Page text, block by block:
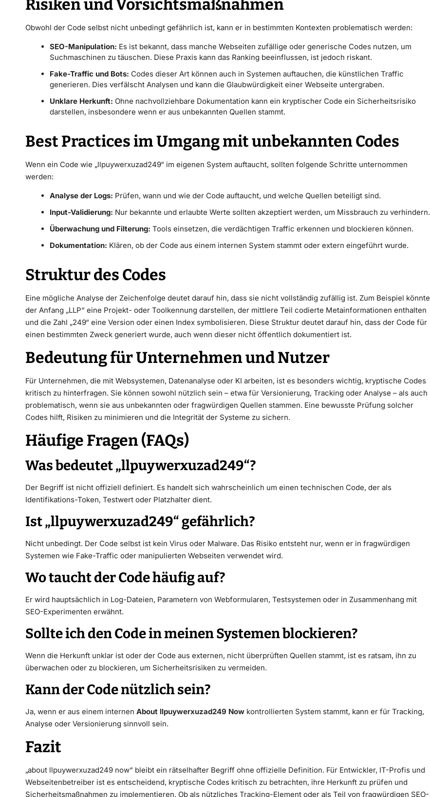
Risiken und Vorsichtsmaßnahmen
Obwohl der Code selbst nicht unbedingt gefährlich ist, kann er in bestimmten Kontexten problematisch werden:
SEO-Manipulation: Es ist bekannt, dass manche Webseiten zufällige oder generische Codes nutzen, um
Suchmaschinen zu täuschen. Diese Praxis kann das Ranking beeinflussen, ist jedoch riskant.
Fake-Traffic und Bots: Codes dieser Art können auch in Systemen auftauchen, die künstlichen Traffic
generieren. Dies verfälscht Analysen und kann die Glaubwürdigkeit einer Webseite untergraben.
Unklare Herkunft: Ohne nachvollziehbare Dokumentation kann ein kryptischer Code ein Sicherheitsrisiko
darstellen, insbesondere wenn er aus unbekannten Quellen stammt.
Best Practices im Umgang mit unbekannten Codes
Wenn ein Code wie „llpuywerxuzad249“ im eigenen System auftaucht, sollten folgende Schritte unternommen
werden:
Analyse der Logs: Prüfen, wann und wie der Code auftaucht, und welche Quellen beteiligt sind.
Input-Validierung: Nur bekannte und erlaubte Werte sollten akzeptiert werden, um Missbrauch zu verhindern.
Überwachung und Filterung: Tools einsetzen, die verdächtigen Traffic erkennen und blockieren können.
Dokumentation: Klären, ob der Code aus einem internen System stammt oder extern eingeführt wurde.
Struktur des Codes
Eine mögliche Analyse der Zeichenfolge deutet darauf hin, dass sie nicht vollständig zufällig ist. Zum Beispiel könnte
der Anfang „LLP“ eine Projekt- oder Toolkennung darstellen, der mittlere Teil codierte Metainformationen enthalten
und die Zahl „249“ eine Version oder einen Index symbolisieren. Diese Struktur deutet darauf hin, dass der Code für
einen bestimmten Zweck generiert wurde, auch wenn dieser nicht öffentlich dokumentiert ist.
Bedeutung für Unternehmen und Nutzer
Für Unternehmen, die mit Websystemen, Datenanalyse oder KI arbeiten, ist es besonders wichtig, kryptische Codes
kritisch zu hinterfragen. Sie können sowohl nützlich sein – etwa für Versionierung, Tracking oder Analyse – als auch
problematisch, wenn sie aus unbekannten oder fragwürdigen Quellen stammen. Eine bewusste Prüfung solcher
Codes hilft, Risiken zu minimieren und die Integrität der Systeme zu sichern.
Häufige Fragen (FAQs)
Was bedeutet „llpuywerxuzad249“?
Der Begriff ist nicht offiziell definiert. Es handelt sich wahrscheinlich um einen technischen Code, der als
Identifikations-Token, Testwert oder Platzhalter dient.
Ist „llpuywerxuzad249“ gefährlich?
Nicht unbedingt. Der Code selbst ist kein Virus oder Malware. Das Risiko entsteht nur, wenn er in fragwürdigen
Systemen wie Fake-Traffic oder manipulierten Webseiten verwendet wird.
Wo taucht der Code häufig auf?
Er wird hauptsächlich in Log-Dateien, Parametern von Webformularen, Testsystemen oder in Zusammenhang mit
SEO-Experimenten erwähnt.
Sollte ich den Code in meinen Systemen blockieren?
Wenn die Herkunft unklar ist oder der Code aus externen, nicht überprüften Quellen stammt, ist es ratsam, ihn zu
überwachen oder zu blockieren, um Sicherheitsrisiken zu vermeiden.
Kann der Code nützlich sein?
Ja, wenn er aus einem internen About llpuywerxuzad249 Now kontrollierten System stammt, kann er für Tracking,
Analyse oder Versionierung sinnvoll sein.
Fazit
„about llpuywerxuzad249 now“ bleibt ein rätselhafter Begriff ohne offizielle Definition. Für Entwickler, IT-Profis und
Webseitenbetreiber ist es entscheidend, kryptische Codes kritisch zu betrachten, ihre Herkunft zu prüfen und
Sicherheitsmaßnahmen zu implementieren. Ob als nützliches Tracking-Element oder als Teil von fragwürdigen SEO-